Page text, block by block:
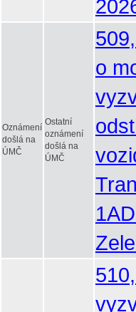
Oznámení
došlá na
ÚMČ
Ostatní
oznámení
došlá na
ÚMČ
o